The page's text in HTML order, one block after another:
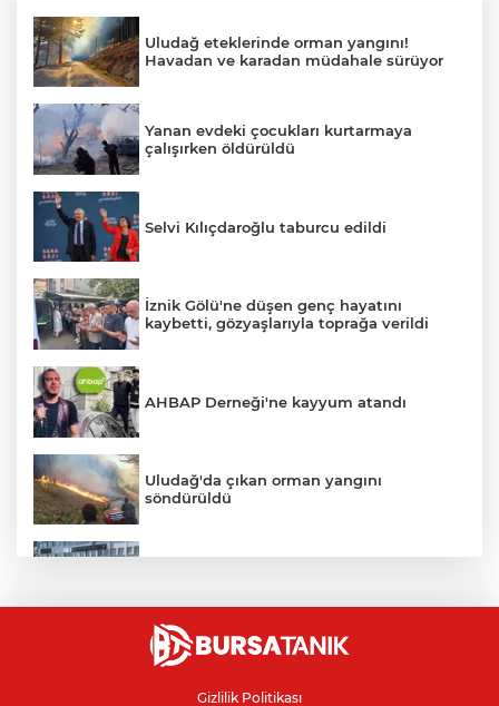
Uludağ eteklerinde orman yangını!
Havadan ve karadan müdahale sürüyor
Yanan evdeki çocukları kurtarmaya
çalışırken öldürüldü
Selvi Kılıçdaroğlu taburcu edildi
İznik Gölü'ne düşen genç hayatını
kaybetti, gözyaşlarıyla toprağa verildi
AHBAP Derneği'ne kayyum atandı
Uludağ'da çıkan orman yangını
söndürüldü
Avcılar Belediye Başkanı hakkında
tahliye kararı
Gizlilik Politikası